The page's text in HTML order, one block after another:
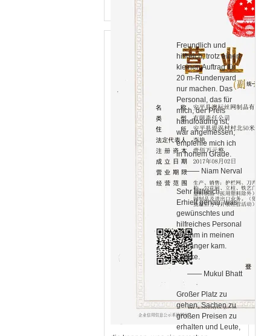
Freundlich und
hilfreich, trotz einen
kleinen Auftrag für
20 m-Rundenyard
nur machen. Das
Personal, das für
mich, der Preis
handloading ist,
war angemessen,
empfehle mich ich
in hohem Grade.
—— Niam Nerval
Sehr hilfreich.
Erhielt genau, was
gewünschtes und
hilfreiches Personal
ich ihm in meinen
Anhänger kam.
Danke.
—— Mukul Bhatt
Großer Platz zu
gehen, Sachen zu
großen Preisen zu
erhalten und Leute,